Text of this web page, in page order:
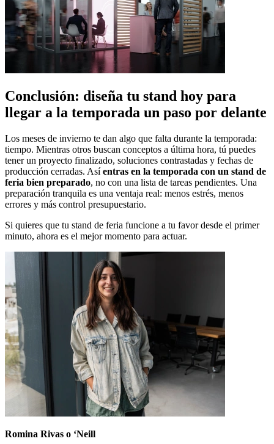
Conclusión: diseña tu stand hoy para
llegar a la temporada un paso por delante
Los meses de invierno te dan algo que falta durante la temporada:
tiempo. Mientras otros buscan conceptos a última hora, tú puedes
tener un proyecto finalizado, soluciones contrastadas y fechas de
producción cerradas. Asíentras en la temporada con un stand de
feria bien preparado, no con una lista de tareas pendientes. Una
preparación tranquila es una ventaja real: menos estrés, menos
errores y más control presupuestario.
Si quieres que tu stand de feria funcione a tu favor desde el primer
minuto, ahora es el mejor momento para actuar.
Romina Rivas o ‘Neill